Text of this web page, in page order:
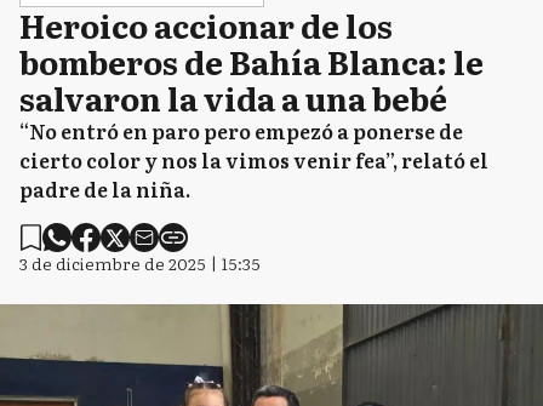
Heroico accionar de los
bomberos de Bahía Blanca: le
salvaron la vida a una bebé
“No entró en paro pero empezó a ponerse de
cierto color y nos la vimos venir fea”, relató el
padre de la niña.
3 de diciembre de 2025 | 15:35